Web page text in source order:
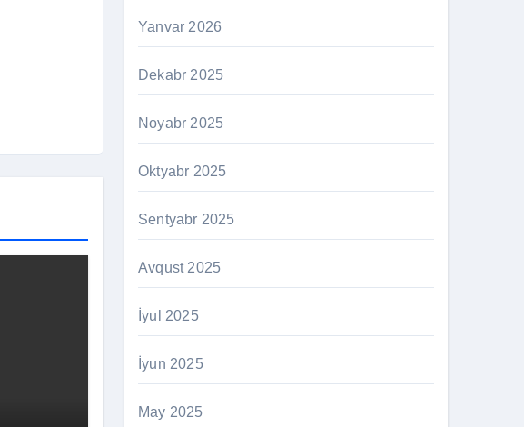
Yanvar 2026
Dekabr 2025
Noyabr 2025
Oktyabr 2025
Sentyabr 2025
Avqust 2025
İyul 2025
İyun 2025
May 2025